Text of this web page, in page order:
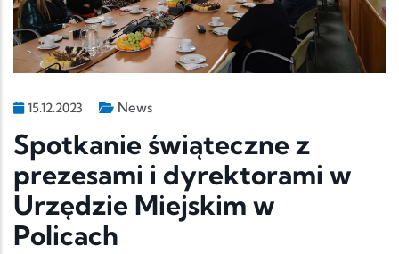
15.12.2023 News
Spotkanie świąteczne z
prezesami i dyrektorami w
Urzędzie Miejskim w
Policach